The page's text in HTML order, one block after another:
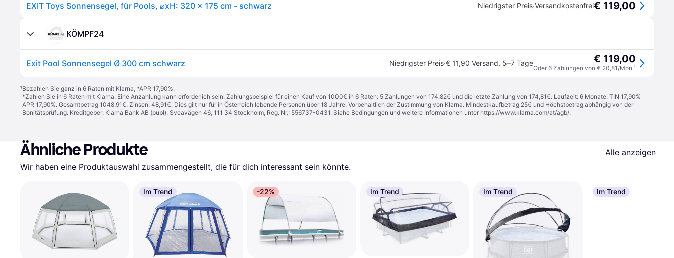
EXIT Toys Sonnensegel, für Pools, ⌀xH: 320 x 175 cm - schwarz Niedrigster Preis·Versandkostenfrei€ 119,00
KÖMPF24
Exit Pool Sonnensegel Ø 300 cm schwarz Niedrigster Preis·€ 11,90 Versand, 5–7 Tage € 119,00
Oder 6 Zahlungen von € 20,81/Mon.¹
¹Bezahlen Sie ganz in 6 Raten mit Klarna, *APR 17,90%.
*Zahlen Sie in 6 Raten mit Klarna. Eine Anzahlung kann erforderlich sein. Zahlungsbeispiel für einen Kauf von 1000€ in 6 Raten: 5 Zahlungen von 174,82€ und die letzte Zahlung von 174,81€. Laufzeit: 6 Monate. TIN 17,90%
APR 17,90%. Gesamtbetrag 1048,91€. Zinsen: 48,91€. Dies gilt nur für in Österreich lebende Personen über 18 Jahre. Vorbehaltlich der Zustimmung von Klarna. Mindestkaufbetrag 25€ und Höchstbetrag abhängig von der
Bonitätsprüfung. Kreditgeber: Klarna Bank AB (publ), Sveavägen 46, 111 34 Stockholm, Reg. Nr.: 556737-0431. Siehe Bedingungen und weitere Informationen unter https://www.klarna.com/at/agb/.
Ähnliche Produkte
Alle anzeigen
Wir haben eine Produktauswahl zusammengestellt, die für dich interessant sein könnte.
Im Trend -22% Im Trend Im Trend Im Trend